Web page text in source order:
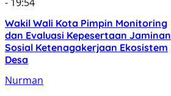
Wakil Wali Kota Pimpin Monitoring
dan Evaluasi Kepesertaan Jaminan
Sosial Ketenagakerjaan Ekosistem
Desa
Nurman